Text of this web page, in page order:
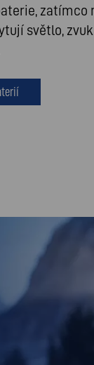
zatímco
světlo,